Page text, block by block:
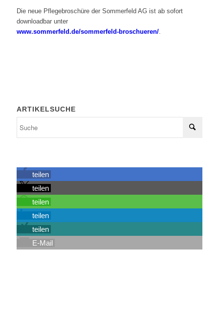
Die neue Pflegebroschüre der Sommerfeld AG ist ab sofort
downloadbar unter
www.sommerfeld.de/sommerfeld-broschueren/.
ARTIKELSUCHE
teilen
teilen
teilen
teilen
teilen
E-Mail